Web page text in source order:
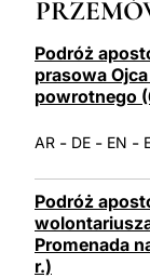
Podróż
prasowa
powrotnego
AR - DE - EN -
Podróż
Promenada
r.)